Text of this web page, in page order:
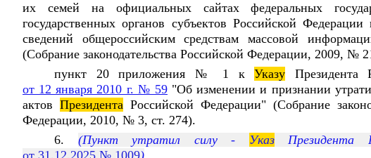
их семей на официальных сайтах федеральных
государственных органов субъектов Российской
сведений общероссийским средствам массовой
(Собрание законодательства Российской Федерации, 2009, №
пункт 20 приложения № 1 кУказу Президента
от 12 января 2010 г. № 59 "Об изменении и признании
актов Президента Российской Федерации" (Собрание
Федерации, 2010, № 3, ст. 274).
6. (Пункт утратил силу - УказПрезидента
от 31.12.2025 № 1009)